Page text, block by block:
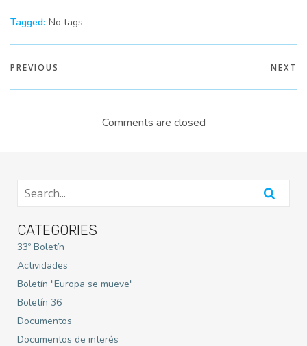
Tagged: No tags
PREVIOUS NEXT
Comments are closed
CATEGORIES
33º Boletín
Actividades
Boletín "Europa se mueve"
Boletín 36
Documentos
Documentos de interés